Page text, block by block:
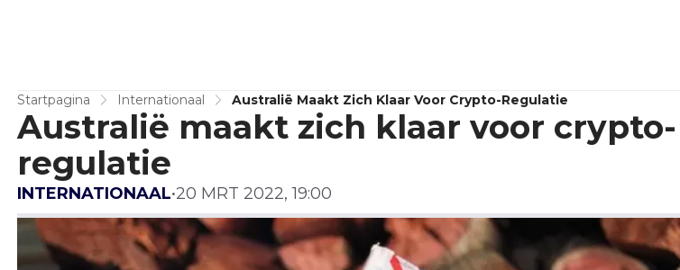
Startpagina Internationaal Australië Maakt Zich Klaar Voor Crypto-Regulatie
Australië maakt zich klaar voor crypto-
regulatie
INTERNATIONAAL•20 MRT 2022, 19:00